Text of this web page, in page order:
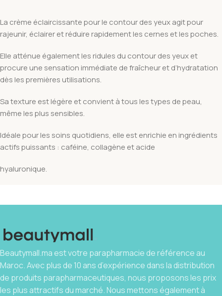
La crème éclaircissante pour le contour des yeux agit pour
rajeunir, éclairer et réduire rapidement les cernes et les poches.
Elle atténue également les ridules du contour des yeux et
procure une sensation immédiate de fraîcheur et d’hydratation
dès les premières utilisations.
Sa texture est légère et convient à tous les types de peau,
même les plus sensibles.
Idéale pour les soins quotidiens, elle est enrichie en ingrédients
actifs puissants : caféine, collagène et acide
hyaluronique.
Beautymall.ma est votre parapharmacie de référence au
Maroc. Avec plus de 10 ans d’expérience dans la distribution
de produits parapharmaceutiques, nous proposons les prix
les plus attractifs du marché. Nous mettons également à